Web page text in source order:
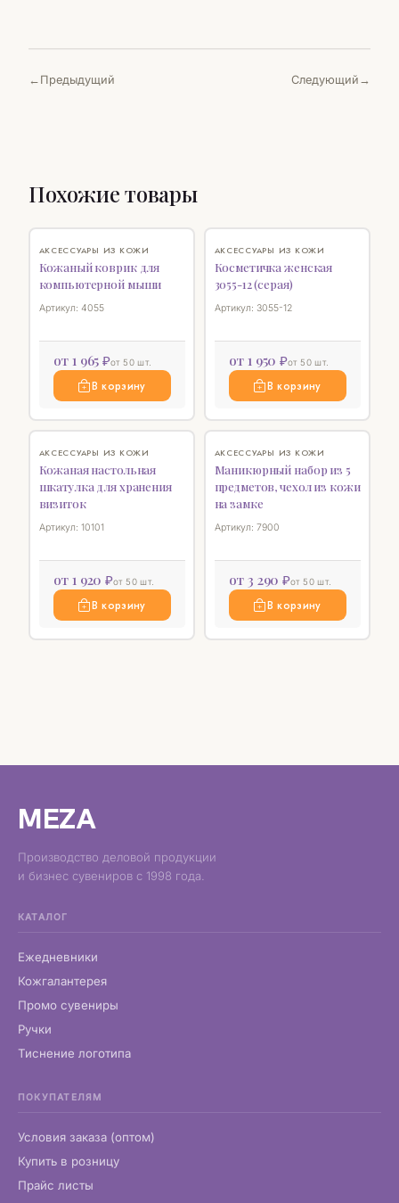
Предыдущий Следующий
Похожие товары
АКСЕССУАРЫ ИЗ КОЖИ
Кожаный коврик для
компьютерной мыши
Артикул: 4055
от 1 965 ₽от 50 шт.
В корзину
АКСЕССУАРЫ ИЗ КОЖИ
Косметичка женская
3055-12 (серая)
Артикул: 3055-12
от 1 950 ₽от 50 шт.
В корзину
АКСЕССУАРЫ ИЗ КОЖИ
Кожаная настольная
шкатулка для хранения
визиток
Артикул: 10101
от 1 920 ₽от 50 шт.
В корзину
АКСЕССУАРЫ ИЗ КОЖИ
Маникюрный набор из 5
предметов, чехол из кожи
на замке
Артикул: 7900
от 3 290 ₽от 50 шт.
В корзину
MEZA
Производство деловой продукции
и бизнес сувениров с 1998 года.
КАТАЛОГ
Ежедневники
Кожгалантерея
Промо сувениры
Ручки
Тиснение логотипа
ПОКУПАТЕЛЯМ
Условия заказа (оптом)
Купить в розницу
Прайс листы